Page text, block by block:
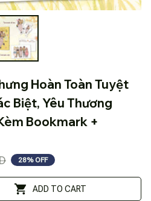
Hoàn Toàn Tuyệt
Biệt, Yêu Thương
Bookmark +
28% OFF
ADD TO CART